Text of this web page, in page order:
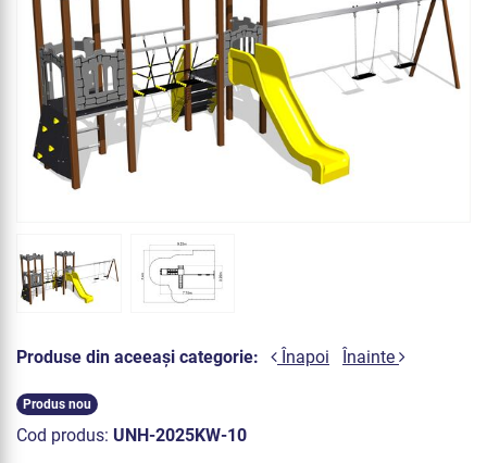
Produse din aceeași categorie: Înapoi Înainte
Produs nou
Cod produs: UNH-2025KW-10